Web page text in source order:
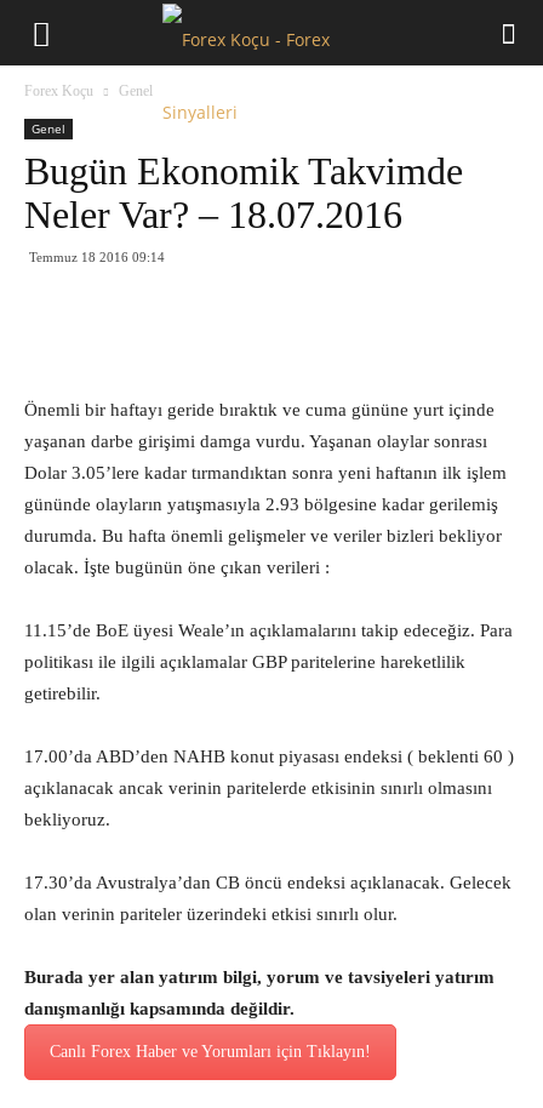
Forex Koçu Genel
Genel
Bugün Ekonomik Takvimde
Neler Var? – 18.07.2016
Temmuz 18 2016 09:14
Önemli bir haftayı geride bıraktık ve cuma gününe yurt içinde
yaşanan darbe girişimi damga vurdu. Yaşanan olaylar sonrası
Dolar 3.05’lere kadar tırmandıktan sonra yeni haftanın ilk işlem
gününde olayların yatışmasıyla 2.93 bölgesine kadar gerilemiş
durumda. Bu hafta önemli gelişmeler ve veriler bizleri bekliyor
olacak. İşte bugünün öne çıkan verileri :
11.15’de BoE üyesi Weale’ın açıklamalarını takip edeceğiz. Para
politikası ile ilgili açıklamalar GBP paritelerine hareketlilik
getirebilir.
17.00’da ABD’den NAHB konut piyasası endeksi ( beklenti 60 )
açıklanacak ancak verinin paritelerde etkisinin sınırlı olmasını
bekliyoruz.
17.30’da Avustralya’dan CB öncü endeksi açıklanacak. Gelecek
olan verinin pariteler üzerindeki etkisi sınırlı olur.
Burada yer alan yatırım bilgi, yorum ve tavsiyeleri yatırım
danışmanlığı kapsamında değildir.
Canlı Forex Haber ve Yorumları için Tıklayın!